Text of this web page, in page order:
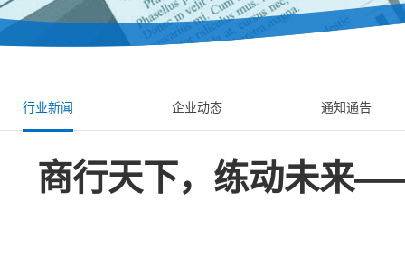
行业新闻 企业动态 通知通告
商行天下，练动未来